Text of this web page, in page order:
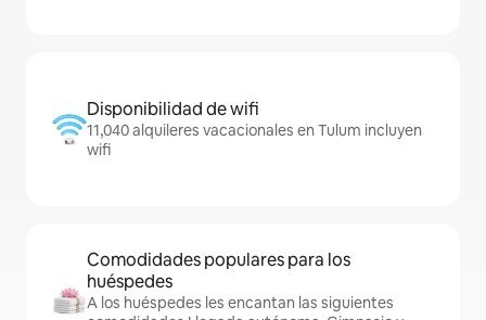
Disponibilidad de wifi
11,040 alquileres vacacionales en Tulum incluyen
wifi
Comodidades populares para los
huéspedes
A los huéspedes les encantan las siguientes